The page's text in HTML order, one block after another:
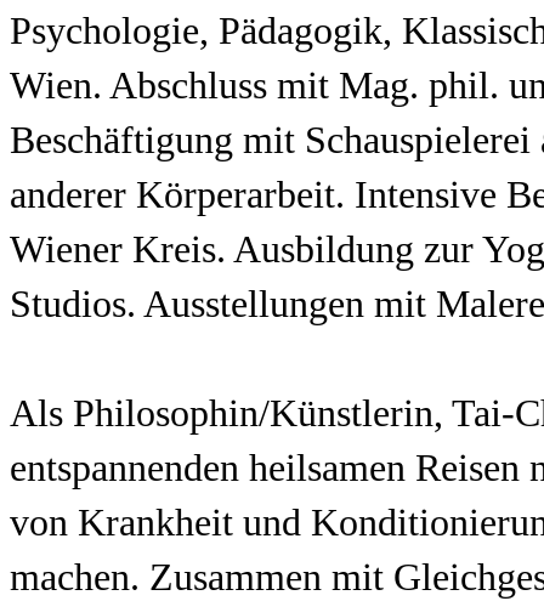
Psychologie, Pädagogik,
Wien. Abschluss mit Mag. phil.
Beschäftigung mit
anderer Körperarbeit. Intensive
Wiener Kreis. Ausbildung zur
Studios. Ausstellungen mit
Als Philosophin/Künstlerin, Tai-
entspannenden heilsamen
von Krankheit und
machen. Zusammen mit